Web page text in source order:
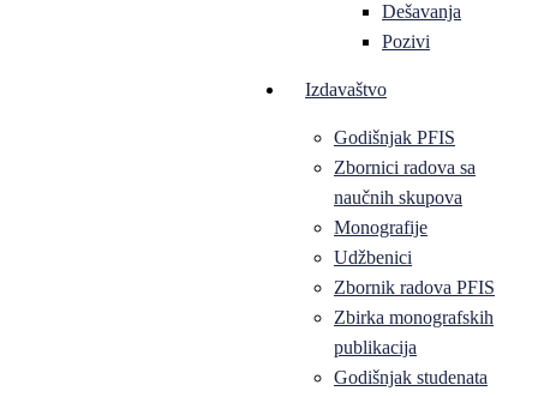
Dešavanja
Pozivi
Izdavaštvo
Godišnjak PFIS
Zbornici radova sa
naučnih skupova
Monografije
Udžbenici
Zbornik radova PFIS
Zbirka monografskih
publikacija
Godišnjak studenata